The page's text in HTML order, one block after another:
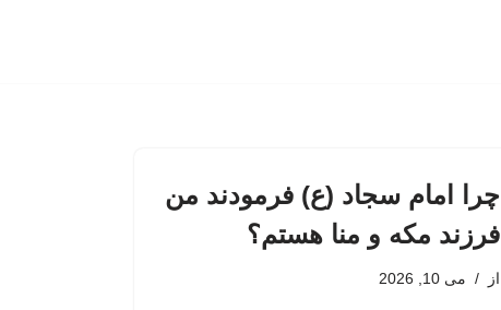
چرا امام سجاد (ع) فرمودند من
فرزند مکه و منا هستم؟
از می 10, 2026